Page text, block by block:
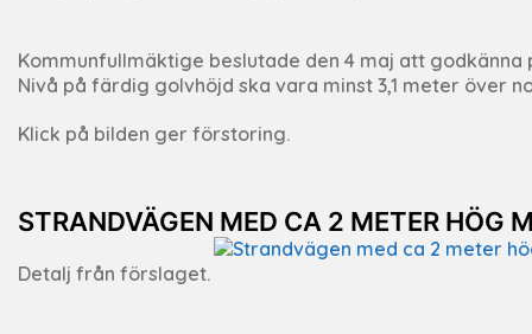
Kommunfullmäktige beslutade den 4 maj att
Nivå på färdig golvhöjd ska vara minst 3,1 meter över
Klick på bilden ger förstoring.
STRANDVÄGEN MED CA 2 METER HÖG
Detalj från förslaget.